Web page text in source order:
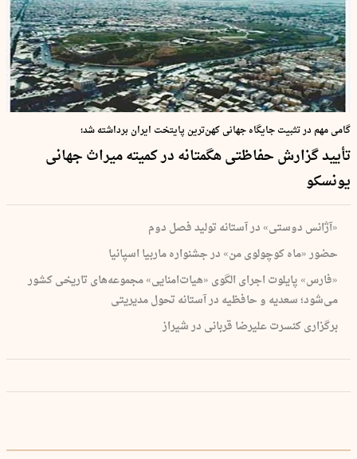
گامی مهم در تثبیت جایگاه جهانی کهن‌ترین پایتخت ایران برداشته شد؛
تأیید گزارش حفاظتی هگمتانه در کمیته میراث جهانی
یونسکو
«آژانس دوستی» در آستانه تولید فصل دوم
حضور «ماه کوچولوی من» در جشنواره ماربیا اسپانیا
«فارس» پایلوت اجرای الگوی «هیات‌امنایی» مجموعه‌های تاریخی کشور
می‌شود؛ سعدیه و حافظیه در آستانه تحول مدیریتی
برگزاری کنسرت علیرضا قربانی در شیراز